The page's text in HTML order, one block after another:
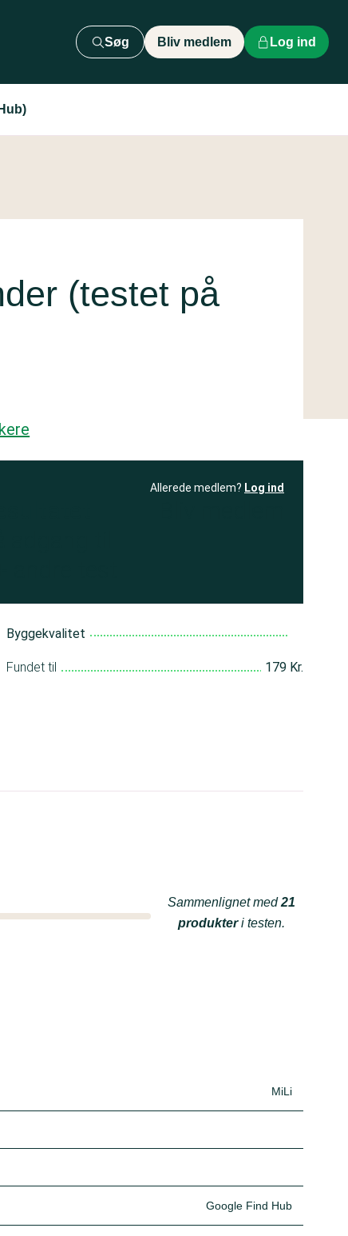
Søg Bliv medlem Log ind
(testet på
Allerede medlem? Log ind
Byggekvalitet
Fundet til 179 Kr.
Sammenlignet med21
produkteri testen.
MiLi
Google Find Hub